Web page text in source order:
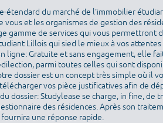
étendard du marché de l'immobilier
vous et les organismes de gestion des
gamme de services qui vous permettront
Lillois qui sied le mieux à vos attentes
ligne: Gratuite et sans engagement, elle
parmi toutes celles qui sont
dossier est un concept très simple où il
vos pièce justificatives afin de
dossier: Studylease se charge, in fine, de
des résidences. Après son
une réponse rapide.